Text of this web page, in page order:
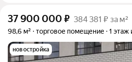
37 900 000 ₽ 384 381 ₽ за м²
98,6 м² торговое помещение 1 этаж
новостройка